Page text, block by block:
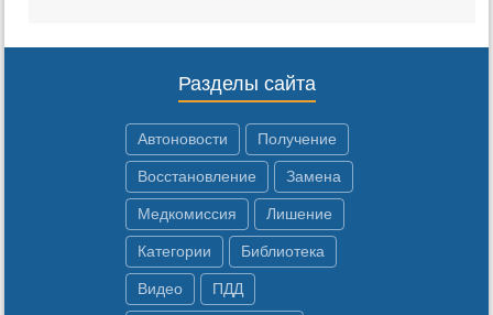
Разделы сайта
Автоновости Получение
Восстановление Замена
Медкомиссия Лишение
Категории Библиотека
Видео ПДД